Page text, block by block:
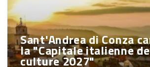
Sant'Andrea di Conza
la "Capitale italienne
culture 2027"